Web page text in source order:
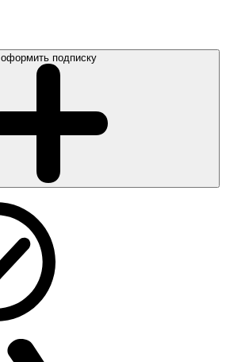
оформить подписку